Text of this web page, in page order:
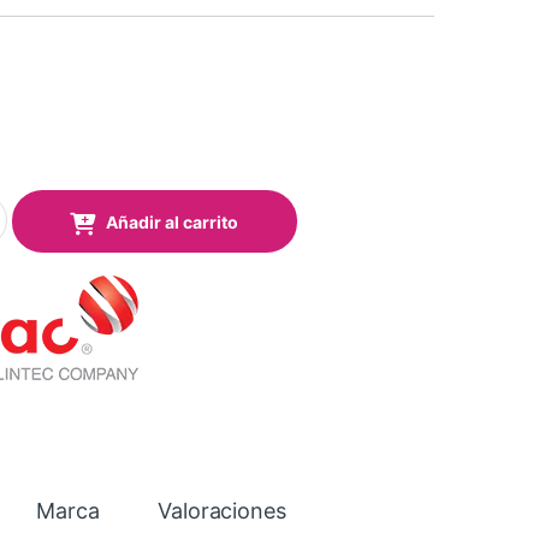
Rioja Red Brillo quantity
Añadir al carrito
Marca Valoraciones